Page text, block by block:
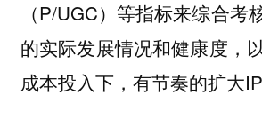
（P/UGC）等指标来综合考
的实际发展情况和健康度，
成本投入下，有节奏的扩大IP